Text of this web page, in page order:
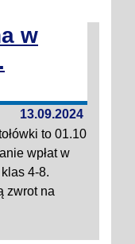
w
13.09.2024
to 01.10
wpłat w
4-8.
zwrot na